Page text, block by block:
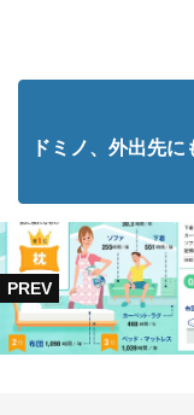
ドミノ、外出先